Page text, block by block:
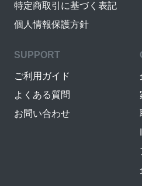
特定商取引に基づく表記
個人情報保護方針
SUPPORT
ご利用ガイド
よくある質問
お問い合わせ